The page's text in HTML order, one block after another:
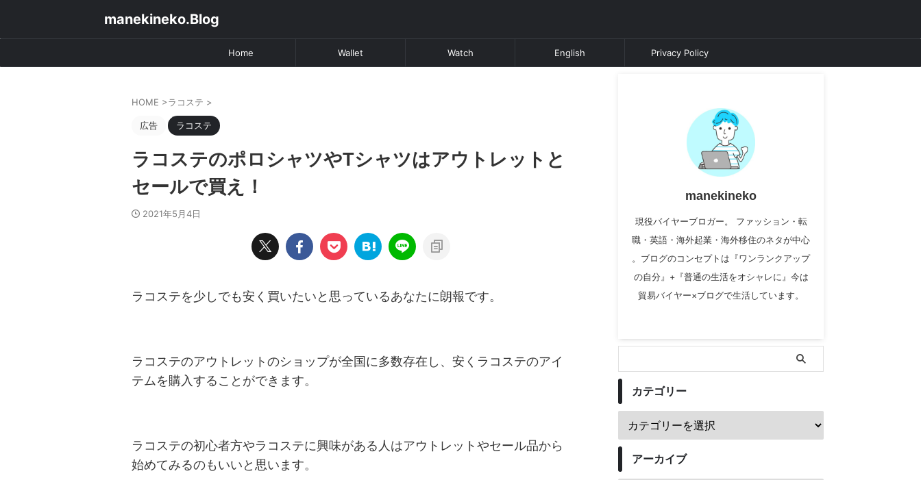
manekineko.Blog
Home Wallet Watch English Privacy Policy
HOME >ラコステ >
広告 ラコステ
ラコステのポロシャツやTシャツはアウトレットと
セールで買え！
2021年5月4日
ラコステを少しでも安く買いたいと思っているあなたに朗報です。
ラコステのアウトレットのショップが全国に多数存在し、安くラコステのアイ
テムを購入することができます。
ラコステの初心者方やラコステに興味がある人はアウトレットやセール品から
始めてみるのもいいと思います。
manekineko
現役バイヤーブロガー。 ファッション・転
職・英語・海外起業・海外移住のネタが中心
。ブログのコンセプトは『ワンランクアップ
の自分』+『普通の生活をオシャレに』今は
貿易バイヤー×ブログで生活しています。
カテゴリー
アーカイブ